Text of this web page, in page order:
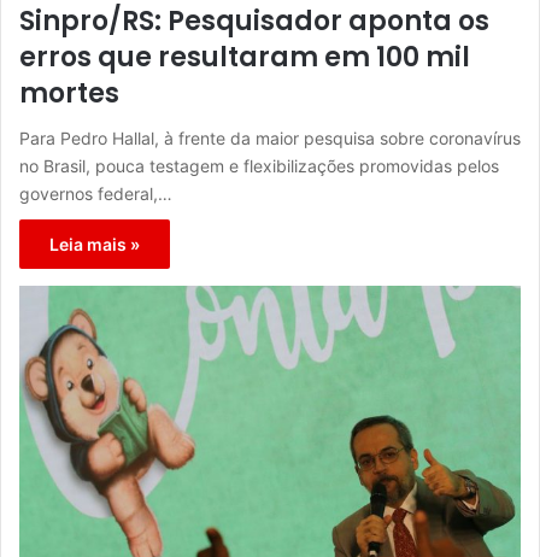
Sinpro/RS: Pesquisador aponta os
erros que resultaram em 100 mil
mortes
Para Pedro Hallal, à frente da maior pesquisa sobre coronavírus
no Brasil, pouca testagem e flexibilizações promovidas pelos
governos federal,…
Leia mais »